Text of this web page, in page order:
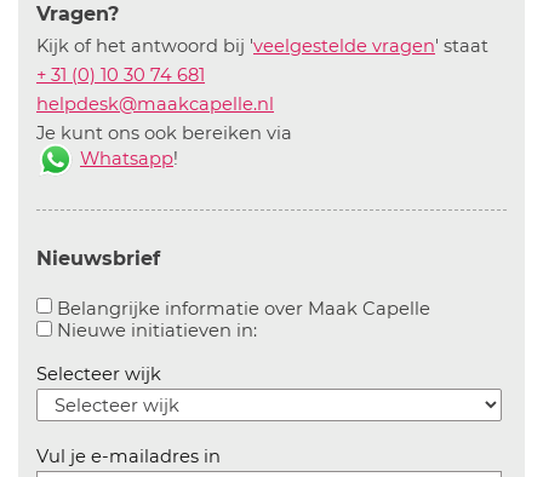
Vragen?
Kijk of het antwoord bij 'veelgestelde vragen' staat
+ 31 (0) 10 30 74 681
helpdesk@maakcapelle.nl
Je kunt ons ook bereiken via
Whatsapp!
Nieuwsbrief
Belangrijke informatie over Maak CapelleAanvinken
Nieuwe initiatieven in:Aanvinken om informatie over
Selecteer wijk
Vul je e-mailadres in